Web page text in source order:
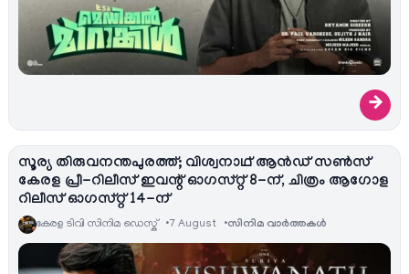
→
സൂര്യ തിരുവനന്തപുരത്ത്; വിശ്വനാഥ് ആൻഡ് സൺസ്
കേരള പ്രീ-റിലീസ് ഇവന്റ് ഓഗസ്റ്റ് 8-ന്, ചിത്രം ആഗോള
റിലീസ് ഓഗസ്റ്റ് 14-ന്
കേരള ടിവി സിനിമ ഡെസ്ക് 7 August സിനിമ വാര്‍ത്തകള്‍